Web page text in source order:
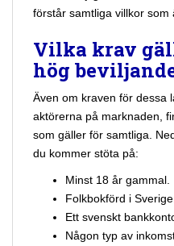
förstår samtliga villkor som
Vilka krav
hög
Även om kraven för dessa
aktörerna på marknaden,
som gäller för samtliga.
du kommer stöta på:
Minst 18 år gammal.
Folkbokförd i Sverige.
Ett svenskt
Någon typ av